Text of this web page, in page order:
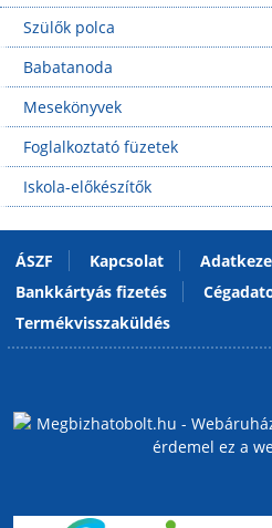
Szülők polca
Babatanoda
Mesekönyvek
Foglalkoztató füzetek
Iskola-előkészítők
ÁSZF Kapcsolat
Bankkártyás fizetés
Termékvisszaküldés